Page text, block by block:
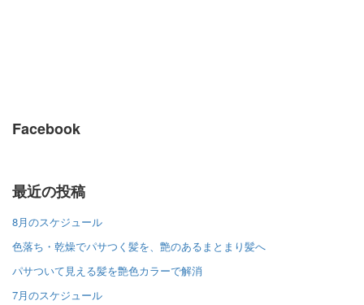
Facebook
最近の投稿
8月のスケジュール
色落ち・乾燥でパサつく髪を、艶のあるまとまり髪へ
パサついて見える髪を艶色カラーで解消
7月のスケジュール